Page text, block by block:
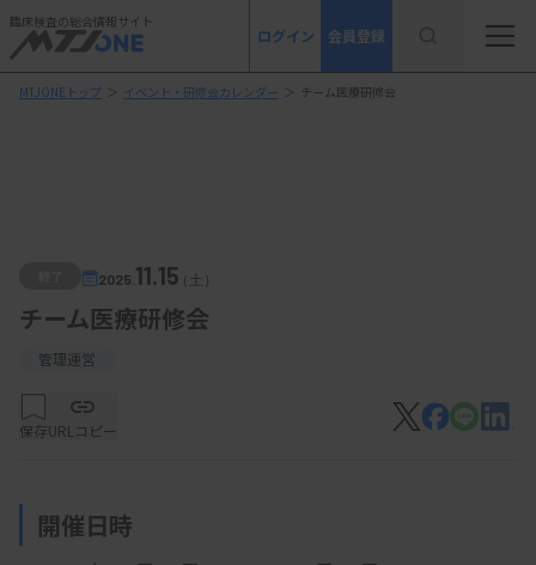
臨床検査の総合情報サイト
ログイン 会員登録
MTJONEトップ ＞ イベント・研修会カレンダー ＞ チーム医療研修会
2025. 11.15（土）
チーム医療研修会
管理運営
保存URLコピー
開催日時